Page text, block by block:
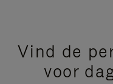
Vind de
voor